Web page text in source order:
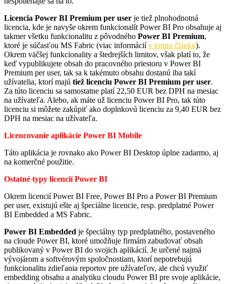
Licencia Power BI Premium per user je tiež plnohodnotná
licencia, kde je navyše okrem funkcionalít Power BI Pro obsahuje aj
takmer všetku funkcionalitu z pôvodného Power BI Premium,
ktoré je súčasťou MS Fabric (viac informáciív tomto článku).
Okrem väčšej funkcionality a štedrejších limitov, však platí to, že
keď vypublikujete obsah do pracovného priestoru v Power BI
Premium per user, tak sa k takémuto obsahu dostanú iba takí
užívatelia, ktorí majú tiež licenciu Power BI Premium per user.
Za túto licenciu sa samostatne platí 22,50 EUR bez DPH na mesiac
na užívateľa. Alebo, ak máte už licenciu Power BI Pro, tak túto
licenciu si môžete zakúpiť ako doplnkovú licenciu za 9,40 EUR bez
DPH na mesiac na užívateľa.
Licencovanie aplikácie Power BI Mobile
Táto aplikácia je rovnako ako Power BI Desktop úplne zadarmo, aj
na komerčné použitie.
Ostatné typy licencií Power BI
Okrem licencií Power BI Free, Power BI Pro a Power BI Premium
per user, existujú ešte aj špeciálne licencie, resp. predplatné Power
BI Embedded a MS Fabric.
Power BI Embedded je špeciálny typ predplatného, postaveného
na cloude Power BI, ktoré umožňuje firmám zabudovať obsah
publikovaný v Power BI do svojich aplikácií. Je určené najmä
vývojárom a softvérovým spoločnostiam, ktorí nepotrebujú
funkcionalitu zdieľania reportov pre užívateľov, ale chcú využiť
embedding obsahu a analytiku cloudu Power BI pre svoje aplikácie,